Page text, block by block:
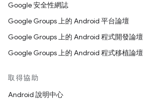
Google 安全性網誌
Google Groups 上的 Android 平台論壇
Google Groups 上的 Android 程式開發論壇
Google Groups 上的 Android 程式移植論壇
取得協助
Android 說明中心